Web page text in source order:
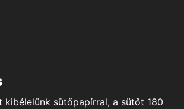
kibélelünk sütőpapírral, a sütőt 180